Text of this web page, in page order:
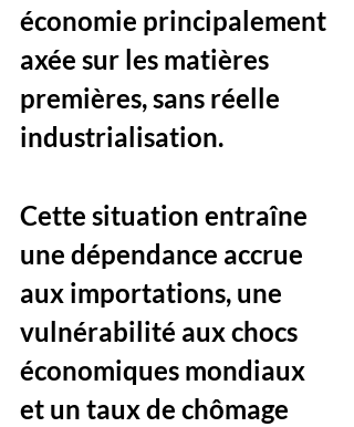
économie principalement
axée sur les matières
premières, sans réelle
industrialisation.
Cette situation entraîne
une dépendance accrue
aux importations, une
vulnérabilité aux chocs
économiques mondiaux
et un taux de chômage